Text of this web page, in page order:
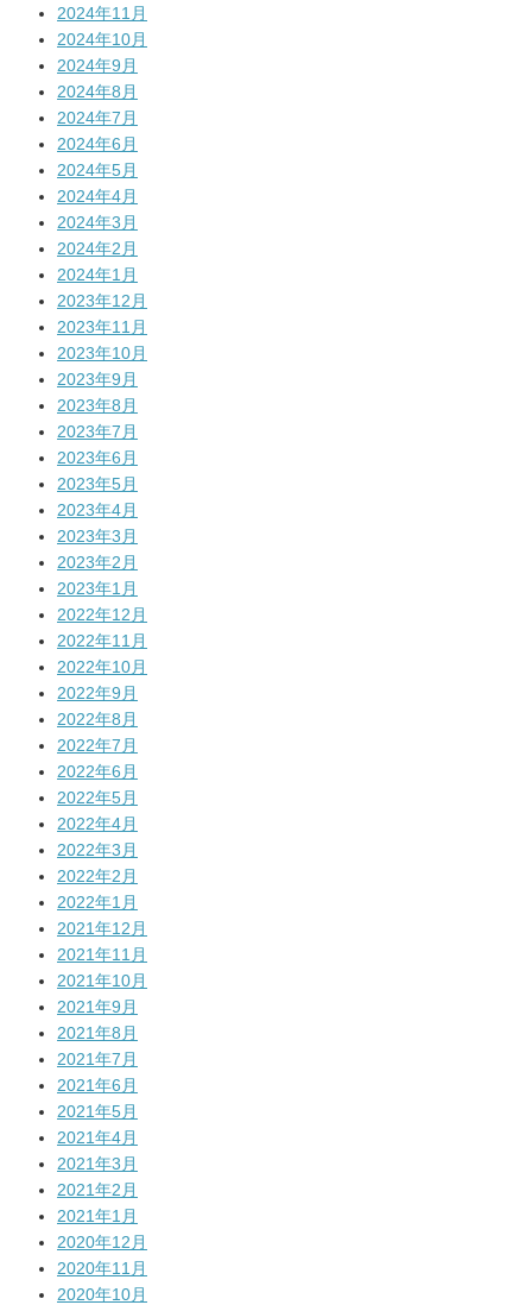
2024年11月
2024年10月
2024年9月
2024年8月
2024年7月
2024年6月
2024年5月
2024年4月
2024年3月
2024年2月
2024年1月
2023年12月
2023年11月
2023年10月
2023年9月
2023年8月
2023年7月
2023年6月
2023年5月
2023年4月
2023年3月
2023年2月
2023年1月
2022年12月
2022年11月
2022年10月
2022年9月
2022年8月
2022年7月
2022年6月
2022年5月
2022年4月
2022年3月
2022年2月
2022年1月
2021年12月
2021年11月
2021年10月
2021年9月
2021年8月
2021年7月
2021年6月
2021年5月
2021年4月
2021年3月
2021年2月
2021年1月
2020年12月
2020年11月
2020年10月